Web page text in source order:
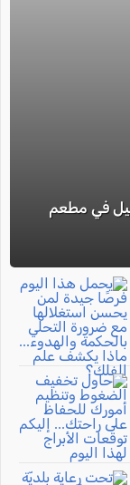
في مطعم